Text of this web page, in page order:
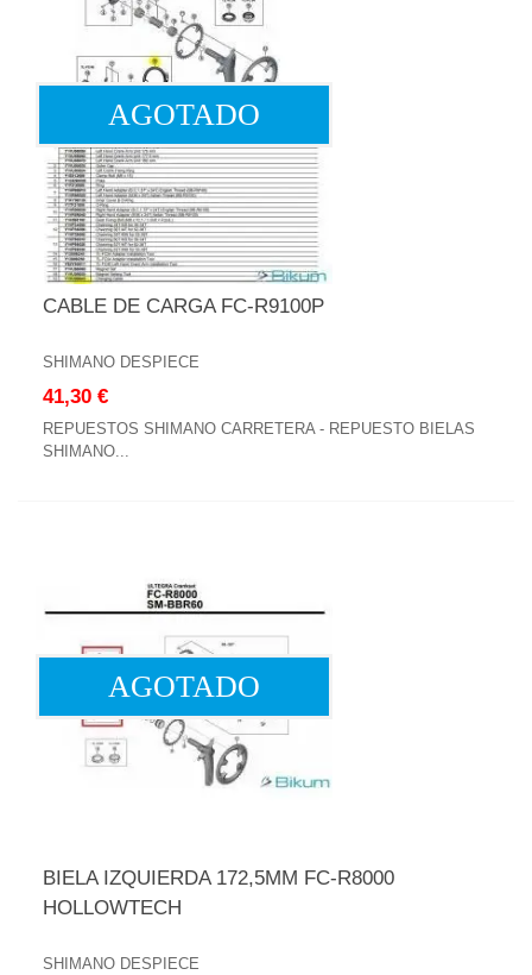
AGOTADO
CABLE DE CARGA FC-R9100P
SHIMANO DESPIECE
41,30 €
REPUESTOS SHIMANO CARRETERA - REPUESTO BIELAS
SHIMANO...
AGOTADO
BIELA IZQUIERDA 172,5MM FC-R8000
HOLLOWTECH
SHIMANO DESPIECE